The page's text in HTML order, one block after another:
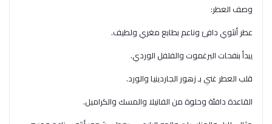
وصف العطر:
عطر أنثوي دافئ وناعم بطابع مغري ولطيف.
يبدأ بنفحات البرغموت والفلفل الوردي.
قلب العطر غني بـ زهور الجاردينيا والورد.
القاعدة دافئة وحلوة من الفانيلا والمسك والكراميل.